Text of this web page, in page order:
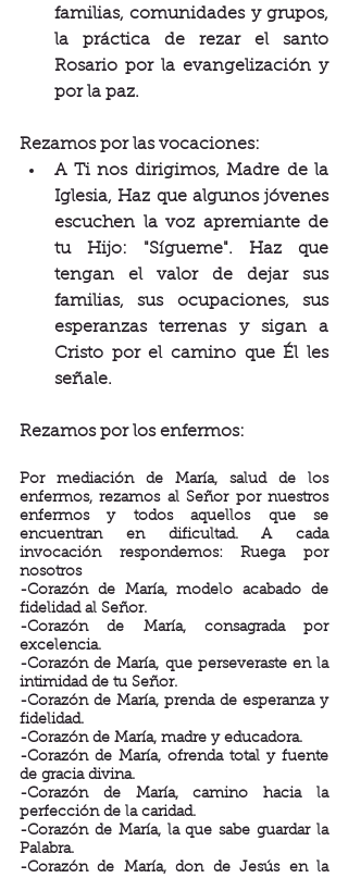
familias, comunidades y grupos,
la práctica de rezar el santo
Rosario por la evangelización y
por la paz.
Rezamos por las vocaciones:
A Ti nos dirigimos, Madre de la
Iglesia, Haz que algunos jóvenes
escuchen la voz apremiante de
tu Hijo: "Sígueme". Haz que
tengan el valor de dejar sus
familias, sus ocupaciones, sus
esperanzas terrenas y sigan a
Cristo por el camino que Él les
señale.
Rezamos por los enfermos:
Por mediación de María, salud de los
enfermos, rezamos al Señor por nuestros
enfermos y todos aquellos que se
encuentran en dificultad. A cada
invocación respondemos: Ruega por
nosotros
-Corazón de María, modelo acabado de
fidelidad al Señor.
-Corazón de María, consagrada por
excelencia.
-Corazón de María, que perseveraste en la
intimidad de tu Señor.
-Corazón de María, prenda de esperanza y
fidelidad.
-Corazón de María, madre y educadora.
-Corazón de María, ofrenda total y fuente
de gracia divina.
-Corazón de María, camino hacia la
perfección de la caridad.
-Corazón de María, la que sabe guardar la
Palabra.
-Corazón de María, don de Jesús en la